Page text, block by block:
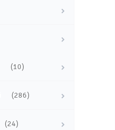
(10)
(286)
(24)